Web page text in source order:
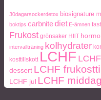
30dagarsockerdetox biosignature
boktips carbnitediet E-ämnen
Frukost grönsaker HIIT
intervallträning kolhydrater
kosttillskott LCHF
dessert LCHF
LCHF jul LCHF